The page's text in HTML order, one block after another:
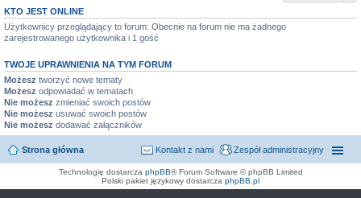
KTO JEST ONLINE
Użytkownicy przeglądający to forum: Obecnie na forum nie ma żadnego
zarejestrowanego użytkownika i 1 gość
TWOJE UPRAWNIENIA NA TYM FORUM
Możesz tworzyć nowe tematy
Możesz odpowiadać w tematach
Nie możesz zmieniać swoich postów
Nie możesz usuwać swoich postów
Nie możesz dodawać załączników
Strona główna Zespół administracyjny
Kontakt z nami
Technologię dostarcza phpBB® Forum Software © phpBB Limited
Polski pakiet językowy dostarcza phpBB.pl